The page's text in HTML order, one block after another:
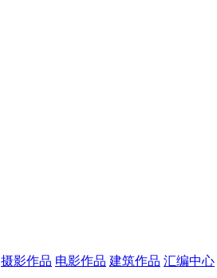
摄影作品 电影作品 建筑作品 汇编中心